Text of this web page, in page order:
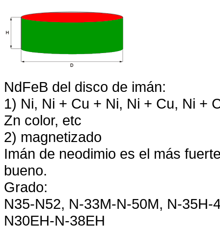
NdFeB del disco de imán:
1) Ni, Ni + Cu + Ni, Ni + Cu, Ni +
Zn color, etc
2) magnetizado
Imán de neodimio es el más
bueno.
Grado:
N35-N52, N-33M-N-50M, N-
N30EH-N-38EH